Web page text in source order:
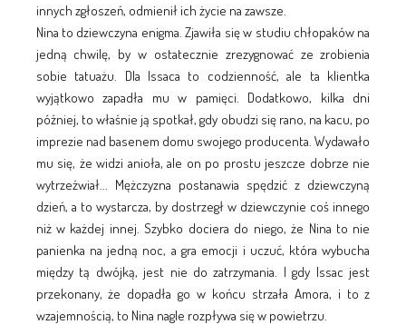
innych zgłoszeń, odmienił ich życie na zawsze.
Nina to dziewczyna enigma. Zjawiła się w studiu chłopaków na
jedną chwilę, by w ostatecznie zrezygnować ze zrobienia
sobie tatuażu. Dla Issaca to codzienność, ale ta klientka
wyjątkowo zapadła mu w pamięci. Dodatkowo, kilka dni
później, to właśnie ją spotkał, gdy obudzi się rano, na kacu, po
imprezie nad basenem domu swojego producenta. Wydawało
mu się, że widzi anioła, ale on po prostu jeszcze dobrze nie
wytrzeźwiał... Mężczyzna postanawia spędzić z dziewczyną
dzień, a to wystarcza, by dostrzegł w dziewczynie coś innego
niż w każdej innej. Szybko dociera do niego, że Nina to nie
panienka na jedną noc, a gra emocji i uczuć, która wybucha
między tą dwójką, jest nie do zatrzymania. I gdy Issac jest
przekonany, że dopadła go w końcu strzała Amora, i to z
wzajemnością, to Nina nagle rozpływa się w powietrzu.